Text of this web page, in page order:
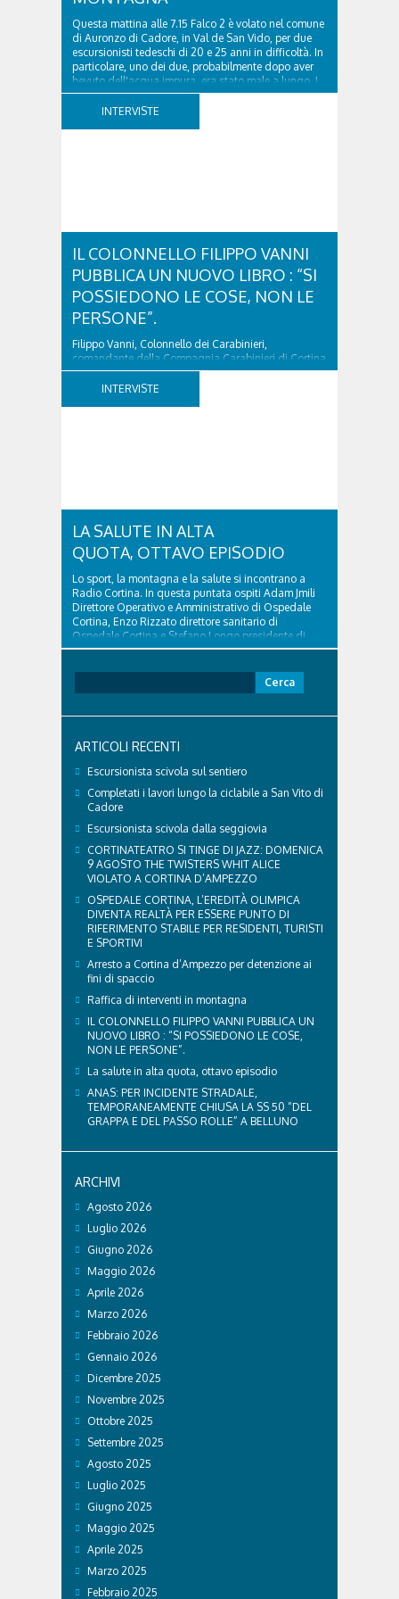
Questa mattina alle 7.15 Falco 2 è volato nel comune
di Auronzo di Cadore, in Val de San Vido, per due
escursionisti tedeschi di 20 e 25 anni in difficoltà. In
particolare, uno dei due, probabilmente dopo aver
bevuto dell'acqua impura, era stato male a lungo. I
due ragazzi, che avevano passato...
INTERVISTE
IL COLONNELLO FILIPPO VANNI
PUBBLICA UN NUOVO LIBRO : “SI
POSSIEDONO LE COSE, NON LE
PERSONE”.
Filippo Vanni, Colonnello dei Carabinieri,
comandante della Compagnia Carabinieri di Cortina
d’Ampezzo sino al 2010, esperto di legislazione
nazionale ed europea, è l’ideatore del progetto di
INTERVISTE
LA SALUTE IN ALTA
QUOTA, OTTAVO EPISODIO
Lo sport, la montagna e la salute si incontrano a
Radio Cortina. In questa puntata ospiti Adam Jmili
Direttore Operativo e Amministrativo di Ospedale
Cortina, Enzo Rizzato direttore sanitario di
Ospedale Cortina e Stefano Longo presidente di
Fondazione Cortina. GVM Care & Research –...
per:
ARTICOLI RECENTI
Escursionista scivola sul sentiero
Completati i lavori lungo la ciclabile a San Vito di
Cadore
Escursionista scivola dalla seggiovia
CORTINATEATRO SI TINGE DI JAZZ: DOMENICA
9 AGOSTO THE TWISTERS WHIT ALICE
VIOLATO A CORTINA D’AMPEZZO
OSPEDALE CORTINA, L’EREDITÀ OLIMPICA
DIVENTA REALTÀ PER ESSERE PUNTO DI
RIFERIMENTO STABILE PER RESIDENTI, TURISTI
E SPORTIVI
Arresto a Cortina d’Ampezzo per detenzione ai
fini di spaccio
Raffica di interventi in montagna
IL COLONNELLO FILIPPO VANNI PUBBLICA UN
NUOVO LIBRO : “SI POSSIEDONO LE COSE,
NON LE PERSONE”.
La salute in alta quota, ottavo episodio
ANAS: PER INCIDENTE STRADALE,
TEMPORANEAMENTE CHIUSA LA SS 50 “DEL
GRAPPA E DEL PASSO ROLLE” A BELLUNO
ARCHIVI
Agosto 2026
Luglio 2026
Giugno 2026
Maggio 2026
Aprile 2026
Marzo 2026
Febbraio 2026
Gennaio 2026
Dicembre 2025
Novembre 2025
Ottobre 2025
Settembre 2025
Agosto 2025
Luglio 2025
Giugno 2025
Maggio 2025
Aprile 2025
Marzo 2025
Febbraio 2025